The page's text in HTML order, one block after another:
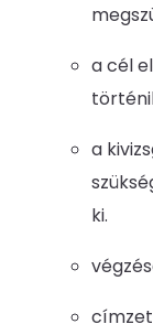
a cél
a
ki.